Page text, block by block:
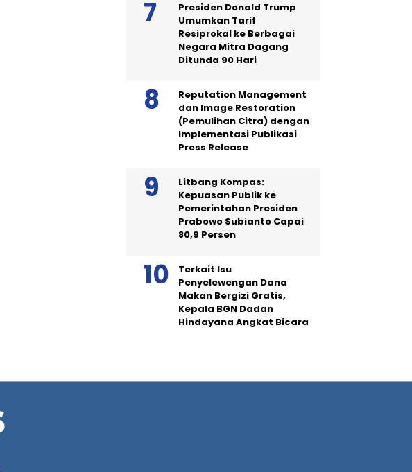
Presiden Donald Trump
Umumkan Tarif
Resiprokal ke Berbagai
Negara Mitra Dagang
Ditunda 90 Hari
Reputation Management
dan Image Restoration
(Pemulihan Citra) dengan
Implementasi Publikasi
Press Release
Litbang Kompas:
Kepuasan Publik ke
Pemerintahan Presiden
Prabowo Subianto Capai
80,9 Persen
Terkait Isu
Penyelewengan Dana
Makan Bergizi Gratis,
Kepala BGN Dadan
Hindayana Angkat Bicara